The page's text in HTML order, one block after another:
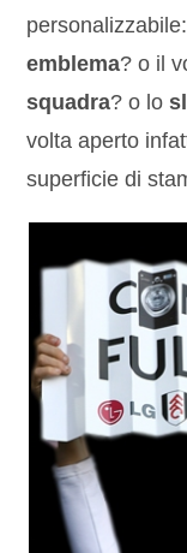
emblema? o il
squadra? o lo
volta aperto
superficie di